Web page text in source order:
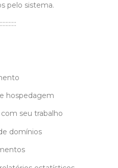
pelo sistema.
hospedagem
seu trabalho
domínios